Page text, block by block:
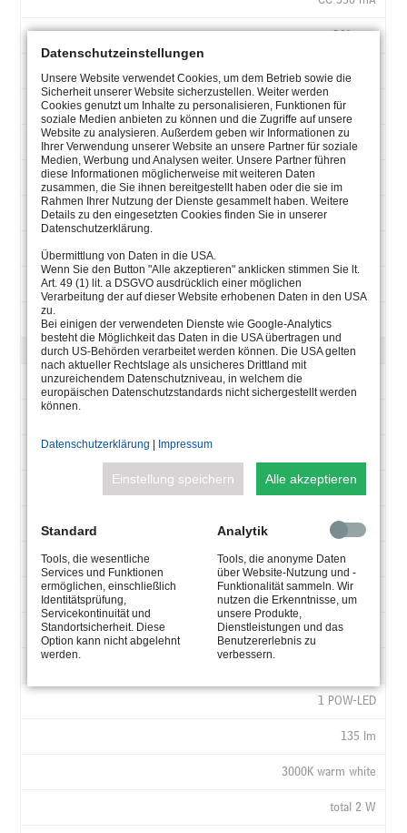
10° spot
UW, 2x0,5 qmm
4.0012.20.19
1 Multichip POW-LED
all on 5 W
UW, 6x0,5 qmm
QUADRATISCHE AUFSATZBLENDE
4.0012.40.11
6000K cold white
total 2 W
CC 350 mA
10° spot
UW, 2x0,5 qmm
1 POW-LED
135 lm
3000K warm white
total 2 W
Datenschutzeinstellungen
Unsere Website verwendet Cookies, um dem Betrieb sowie die
Sicherheit unserer Website sicherzustellen. Weiter werden
Cookies genutzt um Inhalte zu personalisieren, Funktionen für
soziale Medien anbieten zu können und die Zugriffe auf unsere
Website zu analysieren. Außerdem geben wir Informationen zu
Ihrer Verwendung unserer Website an unsere Partner für soziale
Medien, Werbung und Analysen weiter. Unsere Partner führen
diese Informationen möglicherweise mit weiteren Daten
zusammen, die Sie ihnen bereitgestellt haben oder die sie im
Rahmen Ihrer Nutzung der Dienste gesammelt haben. Weitere
Details zu den eingesetzten Cookies finden Sie in unserer
Datenschutzerklärung.
Übermittlung von Daten in die USA.
Wenn Sie den Button "Alle akzeptieren" anklicken stimmen Sie lt.
Art. 49 (1) lit. a DSGVO ausdrücklich einer möglichen
Verarbeitung der auf dieser Website erhobenen Daten in den USA
zu.
Bei einigen der verwendeten Dienste wie Google-Analytics
besteht die Möglichkeit das Daten in die USA übertragen und
durch US-Behörden verarbeitet werden können. Die USA gelten
nach aktueller Rechtslage als unsicheres Drittland mit
unzureichendem Datenschutzniveau, in welchem die
europäischen Datenschutzstandards nicht sichergestellt werden
können.
Datenschutzerklärung Impressum
Einstellung speichern Alle akzeptieren
Standard
Tools, die wesentliche
Services und Funktionen
ermöglichen, einschließlich
Identitätsprüfung,
Servicekontinuität und
Standortsicherheit. Diese
Option kann nicht abgelehnt
werden.
Analytik
Tools, die anonyme Daten
über Website-Nutzung und -
Funktionalität sammeln. Wir
nutzen die Erkenntnisse, um
unsere Produkte,
Dienstleistungen und das
Benutzererlebnis zu
verbessern.